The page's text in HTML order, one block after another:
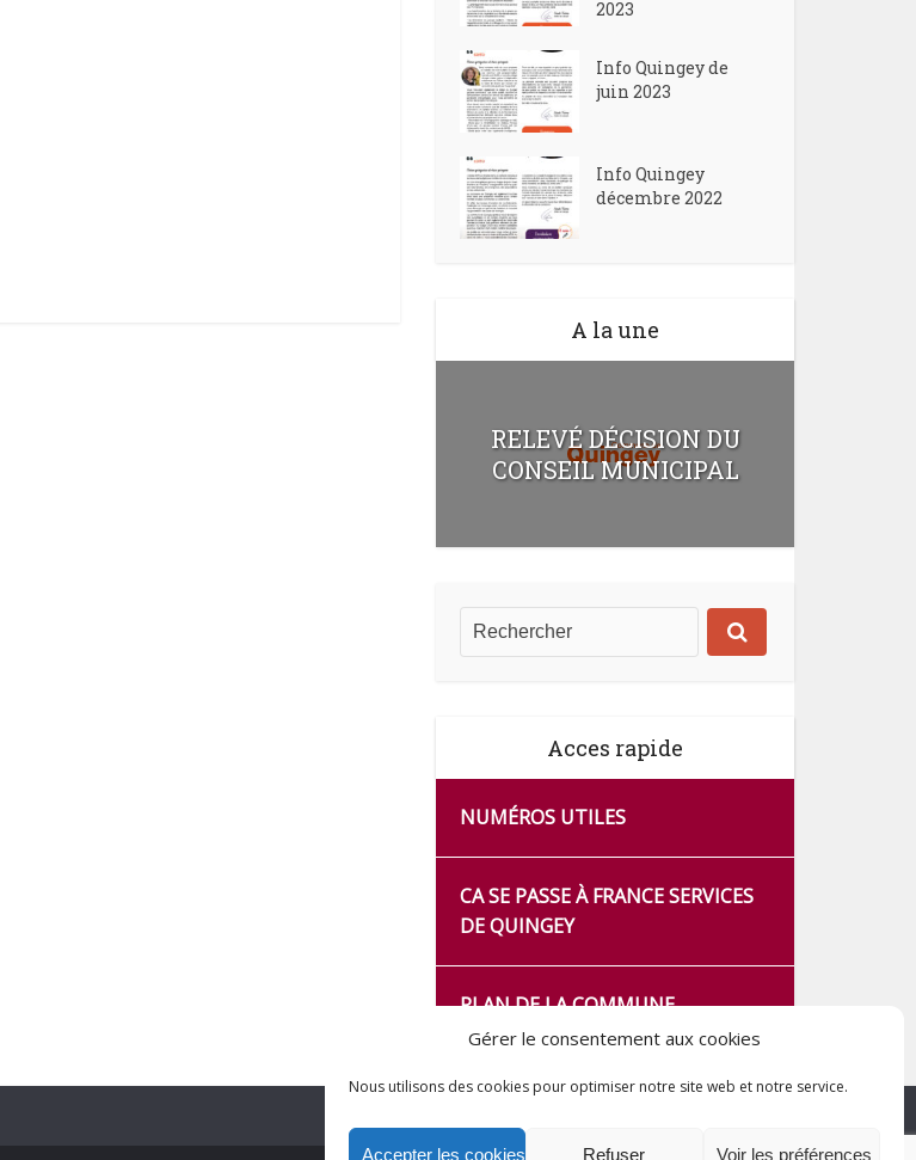
Gérer le consentement aux cookies
Nous utilisons des cookies pour optimiser notre site web et notre service.
Accepter les cookies Refuser Voir les préférences
2023
Info Quingey de
juin 2023
Info Quingey
décembre 2022
A la une
RELEVÉ DÉCISION DU
CONSEIL MUNICIPAL
Acces rapide
NUMÉROS UTILES
CA SE PASSE À FRANCE SERVICES
DE QUINGEY
PLAN DE LA COMMUNE